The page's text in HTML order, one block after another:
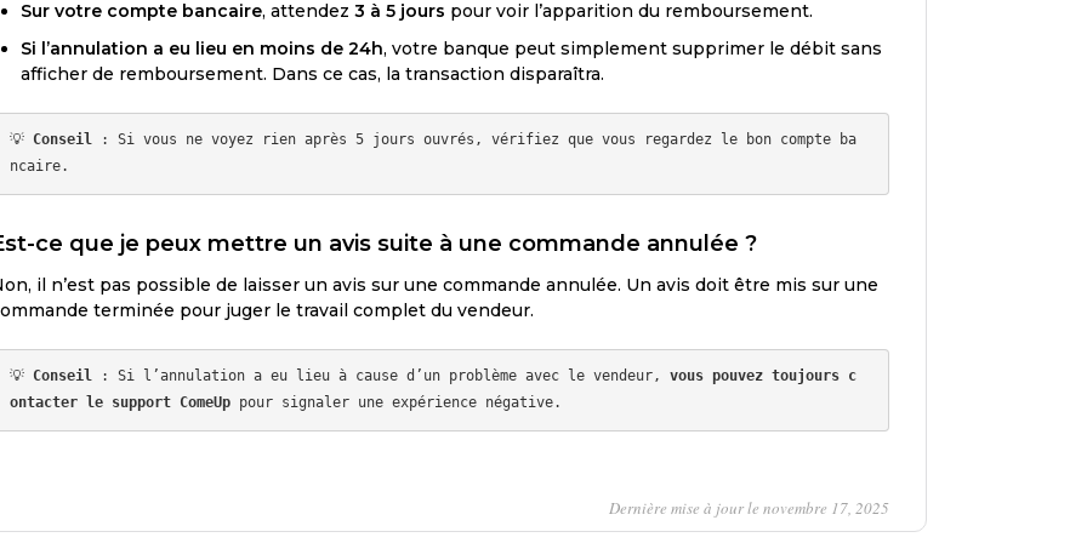
Sur votre compte bancaire, attendez 3 à 5 jours pour voir l’apparition du remboursement.
Si l’annulation a eu lieu en moins de 24h, votre banque peut simplement supprimer le débit sans
afficher de remboursement. Dans ce cas, la transaction disparaîtra.
💡 Conseil : Si vous ne voyez rien après 5 jours ouvrés, vérifiez que vous regardez le bon compte ba
ce que je peux mettre un avis suite à une commande annulée ?
il n’est pas possible de laisser un avis sur une commande annulée. Un avis doit être mis sur une
terminée pour juger le travail complet du vendeur.
💡 Conseil : Si l’annulation a eu lieu à cause d’un problème avec le vendeur, vous pouvez toujours c
ontacter le support ComeUp
Dernière mise à jour le novembre 17, 2025